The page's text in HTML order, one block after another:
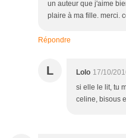
un auteur que j'aime
plaire à ma fille. merci.
Répondre
L Lolo 17/10/
si elle le lit, tu
celine, bisous